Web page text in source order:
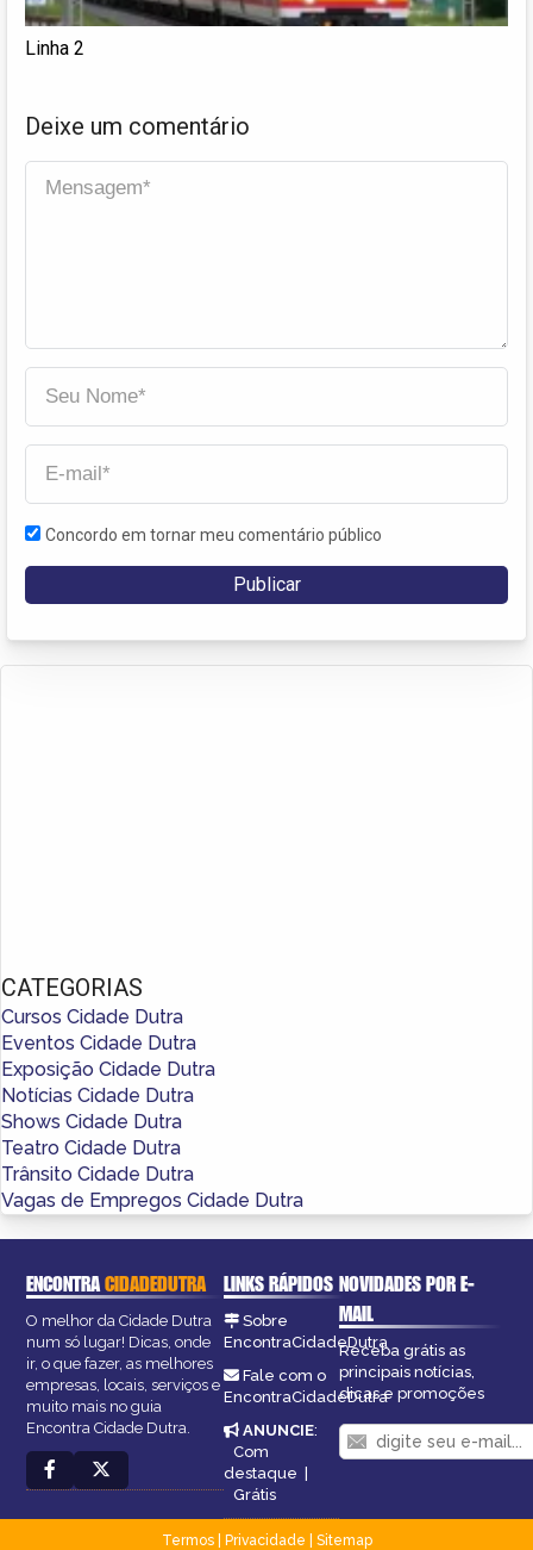
Linha 2
Deixe um comentário
Concordo em tornar meu comentário público
CATEGORIAS
Cursos Cidade Dutra
Eventos Cidade Dutra
Exposição Cidade Dutra
Notícias Cidade Dutra
Shows Cidade Dutra
Teatro Cidade Dutra
Trânsito Cidade Dutra
Vagas de Empregos Cidade Dutra
ENCONTRACIDADEDUTRA
O melhor da Cidade Dutra
num só lugar! Dicas, onde
ir, o que fazer, as melhores
empresas, locais, serviços e
muito mais no guia
Encontra Cidade Dutra.
LINKS RÁPIDOS
Sobre
EncontraCidadeDutra
Fale com o
EncontraCidadeDutra
ANUNCIE:
Com
destaque
Grátis
NOVIDADES POR E-
MAIL
Receba grátis as
principais notícias,
dicas e promoções
Termos| Privacidade
Sitemap